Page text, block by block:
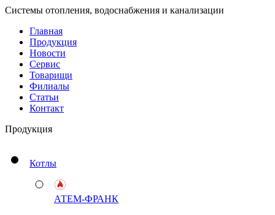
Системы отопления, водоснабжения и канализации
Главная
Продукция
Новости
Сервис
Товарищи
Филиалы
Статьи
Контакт
Продукция
Котлы
АТЕМ-ФРАНК